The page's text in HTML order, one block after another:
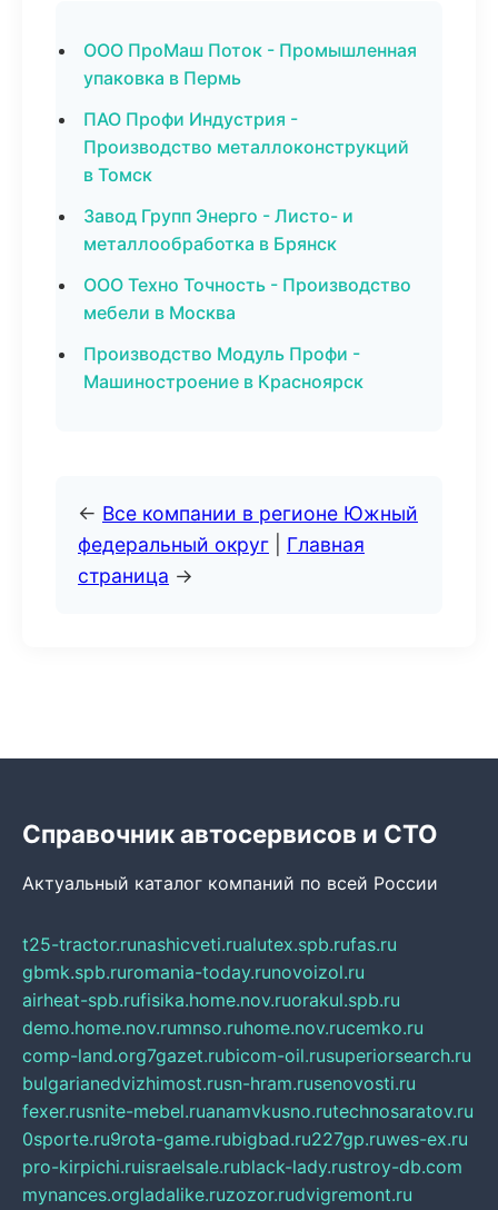
ООО ПроМаш Поток - Промышленная
упаковка в Пермь
ПАО Профи Индустрия -
Производство металлоконструкций
в Томск
Завод Групп Энерго - Листо- и
металлообработка в Брянск
ООО Техно Точность - Производство
мебели в Москва
Производство Модуль Профи -
Машиностроение в Красноярск
← Все компании в регионе Южный
федеральный округ
Главная
страница →
Справочник автосервисов и СТО
Актуальный каталог компаний по всей России
t25-tractor.runashicveti.rualutex.spb.rufas.ru
gbmk.spb.ruromania-today.runovoizol.ru
airheat-spb.rufisika.home.nov.ruorakul.spb.ru
demo.home.nov.rumnso.ruhome.nov.rucemko.ru
comp-land.org7gazet.rubicom-oil.rusuperiorsearch.ru
bulgarianedvizhimost.rusn-hram.rusenovosti.ru
fexer.rusnite-mebel.ruanamvkusno.rutechnosaratov.ru
0sporte.ru9rota-game.rubigbad.ru227gp.ruwes-ex.ru
pro-kirpichi.ruisraelsale.rublack-lady.rustroy-db.com
mynances.orgladalike.ruzozor.rudvigremont.ru